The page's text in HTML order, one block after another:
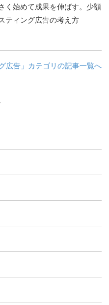
く始めて成果を伸ばす。少額
ティング広告の考え方
広告」カテゴリの記事一覧へ